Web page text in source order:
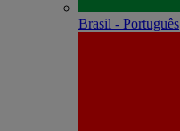
Brasil - Português